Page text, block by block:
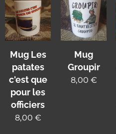
Mug Les
patates
c'est que
pour les
officiers
8,00 €
Mug
Groupir
8,00 €